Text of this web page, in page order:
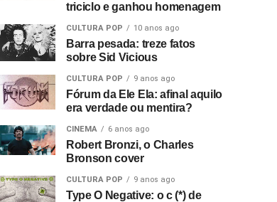
triciclo e ganhou homenagem
CULTURA POP 10 anos ago
Barra pesada: treze fatos
sobre Sid Vicious
CULTURA POP 9 anos ago
Fórum da Ele Ela: afinal aquilo
era verdade ou mentira?
CINEMA 6 anos ago
Robert Bronzi, o Charles
Bronson cover
CULTURA POP 9 anos ago
Type O Negative: o c (*) de